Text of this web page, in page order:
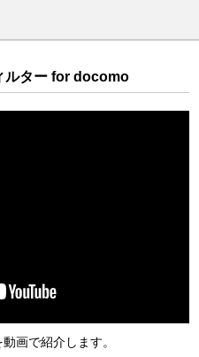
ルター for docomo
画で紹介します。